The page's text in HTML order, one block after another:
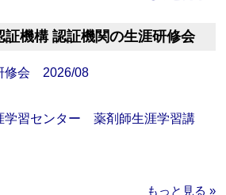
証機構 認証機関の生涯研修会
修会 2026/08
学習センター 薬剤師生涯学習講
もっと見る »